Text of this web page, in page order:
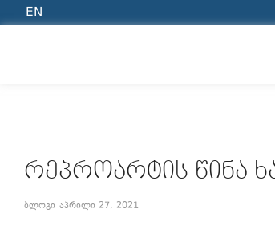
EN
ᲠᲔᲞᲠᲝᲐᲠᲢᲘᲡ ᲬᲘᲜᲐ
ბლოგი აპრილი 27, 2021